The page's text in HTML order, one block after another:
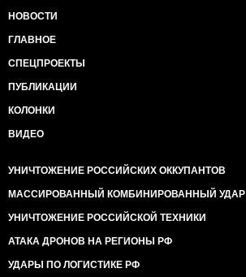
НОВОСТИ
ГЛАВНОЕ
СПЕЦПРОЕКТЫ
ПУБЛИКАЦИИ
КОЛОНКИ
ВИДЕО
УНИЧТОЖЕНИЕ РОССИЙСКИХ ОККУПАНТОВ
МАССИРОВАННЫЙ КОМБИНИРОВАННЫЙ УДАР
УНИЧТОЖЕНИЕ РОССИЙСКОЙ ТЕХНИКИ
АТАКА ДРОНОВ НА РЕГИОНЫ РФ
УДАРЫ ПО ЛОГИСТИКЕ РФ